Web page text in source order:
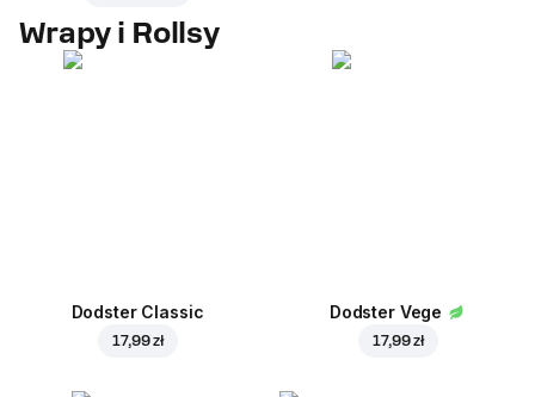
Wrapy i Rollsy
Dodster Classic
17,99 zł
Dodster Vege
17,99 zł